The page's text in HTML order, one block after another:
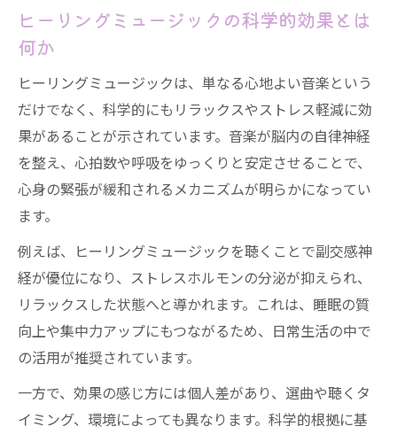
ヒーリングミュージックの科学的効果とは
何か
ヒーリングミュージックは、単なる心地よい音楽という
だけでなく、科学的にもリラックスやストレス軽減に効
果があることが示されています。音楽が脳内の自律神経
を整え、心拍数や呼吸をゆっくりと安定させることで、
心身の緊張が緩和されるメカニズムが明らかになってい
ます。
例えば、ヒーリングミュージックを聴くことで副交感神
経が優位になり、ストレスホルモンの分泌が抑えられ、
リラックスした状態へと導かれます。これは、睡眠の質
向上や集中力アップにもつながるため、日常生活の中で
の活用が推奨されています。
一方で、効果の感じ方には個人差があり、選曲や聴くタ
イミング、環境によっても異なります。科学的根拠に基